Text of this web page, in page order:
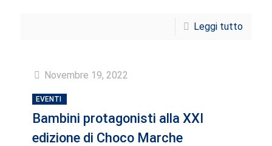
Leggi tutto
Novembre 19, 2022
EVENTI
Bambini protagonisti alla XXI
edizione di Choco Marche